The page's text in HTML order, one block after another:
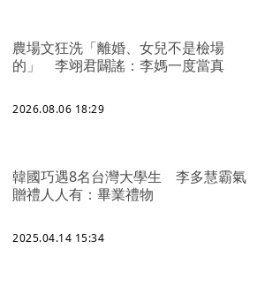
農場文狂洗「離婚、女兒不是檢場
的」 李翊君闢謠：李媽一度當真
2026.08.06 18:29
韓國巧遇8名台灣大學生 李多慧霸氣
贈禮人人有：畢業禮物
2025.04.14 15:34